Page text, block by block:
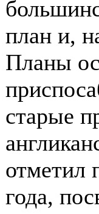
план и,
Планы
старые
отметил
года,